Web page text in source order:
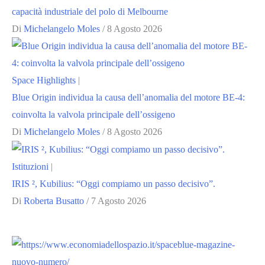
capacità industriale del polo di Melbourne
Di Michelangelo Moles /8 Agosto 2026
Space Highlights |
Blue Origin individua la causa dell’anomalia del motore BE-4:
coinvolta la valvola principale dell’ossigeno
Di Michelangelo Moles /8 Agosto 2026
Istituzioni
IRIS ², Kubilius: “Oggi compiamo un passo decisivo”.
Di Roberta Busatto / 7 Agosto 2026